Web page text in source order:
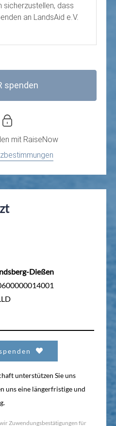
sicherzustellen, dass
an LandsAid e.V.
spenden
mit RaiseNow
Dießen
unterstützen Sie uns
uns eine längerfristige und
Zuwendungsbestätigungen für